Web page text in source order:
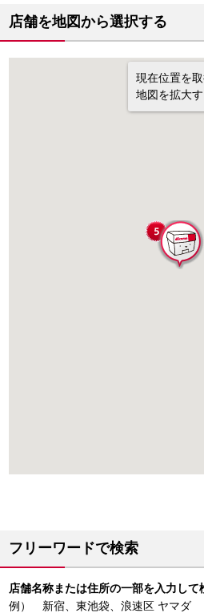
店舗を地図から選択する
現在位置を
地図を拡大
フリーワードで検索
店舗名称または住所の一部を入力して
例） 新宿、東池袋、浪速区 ヤマダ